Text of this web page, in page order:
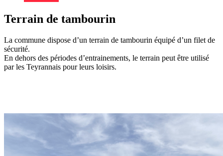
Terrain de tambourin
La commune dispose d’un terrain de tambourin équipé d’un filet de
sécurité.
En dehors des périodes d’entrainements, le terrain peut être utilisé
par les Teyrannais pour leurs loisirs.